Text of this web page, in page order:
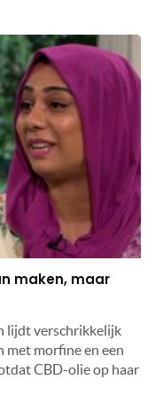
maken, maar
lijdt verschrikkelijk
met morfine en een
CBD-olie op haar